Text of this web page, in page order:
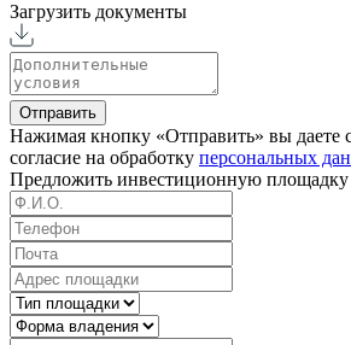
Загрузить документы
Отправить
Нажимая кнопку «Отправить» вы даете
согласие на обработку персональных
Предложить инвестиционную площадку